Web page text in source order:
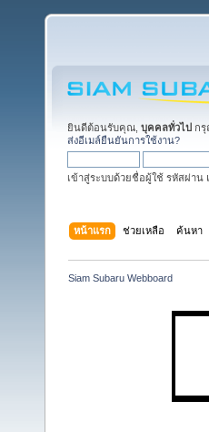
ยินดีต้อนรับคุณ, บุคคลทั่วไป ก
ส่งอีเมล์ยืนยันการใช้งาน?
เข้าสู่ระบบด้วยชื่อผู้ใช้ รหัสผ่าน
หน้าแรก ช่วยเหลือ ค้นหา
Siam Subaru Webboard